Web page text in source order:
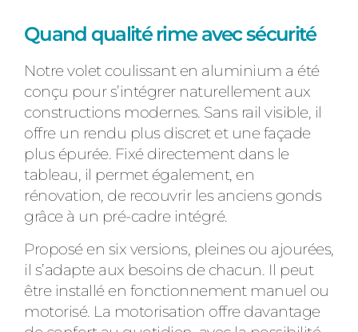
Quand qualité rime avec sécurité
Notre volet coulissant en aluminium a été
conçu pour s’intégrer naturellement aux
constructions modernes. Sans rail visible, il
offre un rendu plus discret et une façade
plus épurée. Fixé directement dans le
tableau, il permet également, en
rénovation, de recouvrir les anciens gonds
grâce à un pré-cadre intégré.
Proposé en six versions, pleines ou ajourées,
il s’adapte aux besoins de chacun. Il peut
être installé en fonctionnement manuel ou
motorisé. La motorisation offre davantage